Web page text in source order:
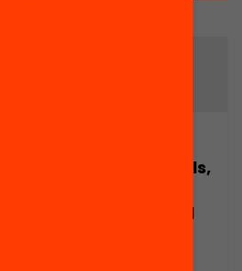
Cultures juvenils,
transició social